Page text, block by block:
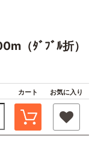
（ﾀﾞﾌﾞﾙ折）
カート お気に入り